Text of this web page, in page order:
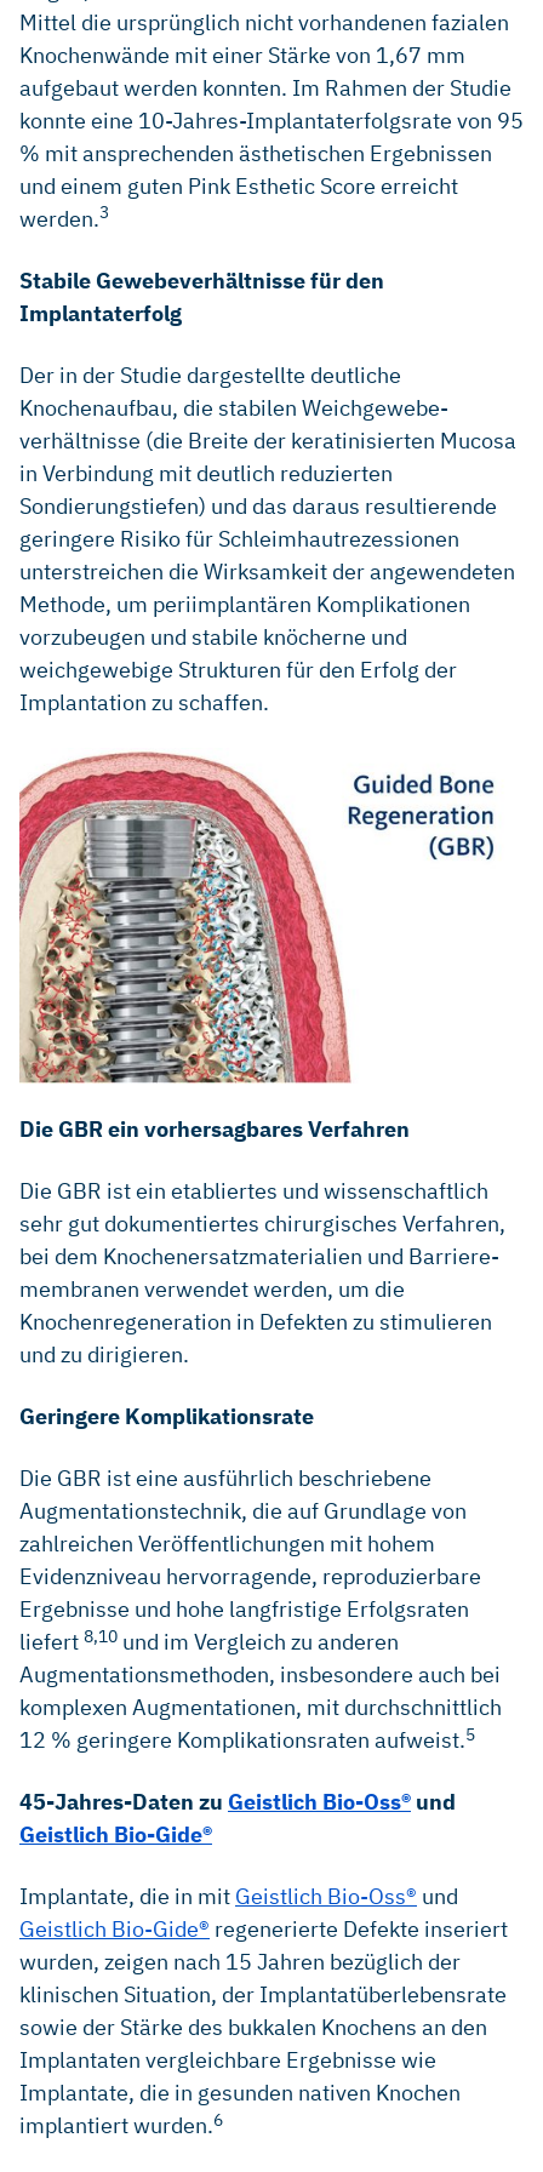
placed with or without guided bone regeneration: 15-year
results. J Clin Periodontol. 2017;44:315-325 (clinical study)
Elnayef B. Vertical Ridge Augmentation in the Atrophic
Mandible: A Systematic Review and Meta-Analysis. Int J
Oral Maxillofac Implants. 2017 Mar/Apr;32(2):291–312
(systematic review and meta-analysis )
Schlee M. Die Tentpole-Technik zur Verdickung von Hart
und Weichgewebe. 24 Inspiration & Insights Magazin.
Deutschland/Schweiz 1/2.2016
Daga D. Tentpole technique for bone regeneration in
Oral Biol Craniofac Res. 2018;8(1) :20–24. (clinical study)
Neto J. The positive effect of tenting screws for primary
horizontal guided bone regeneration: A retrospective study
based on cone-beam computed tomography data. Clin Oral
Impl Res. 2020;00:1–10. (clinical study)
Stumpf et al. Die Umbrella-Technik zur Augmentation
atrophierter Kieferkämme. Implantologie 2020;28(4):403–
413 (clinical case series)
Mittel die ursprünglich nicht vorhandenen fazialen
Knochenwände mit einer Stärke von 1,67 mm
aufgebaut werden konnten. Im Rahmen der Studie
konnte eine 10-Jahres-Implantaterfolgsrate von 95
% mit ansprechenden ästhetischen Ergebnissen
und einem guten Pink Esthetic Score erreicht
werden.3
Stabile Gewebeverhältnisse für den
Implantaterfolg
Der in der Studie dargestellte deutliche
Knochenaufbau, die stabilen Weichgewebe-
verhältnisse (die Breite der keratinisierten Mucosa
in Verbindung mit deutlich reduzierten
Sondierungstiefen) und das daraus resultierende
geringere Risiko für Schleimhautrezessionen
unterstreichen die Wirksamkeit der angewendeten
Methode, um periimplantären Komplikationen
vorzubeugen und stabile knöcherne und
weichgewebige Strukturen für den Erfolg der
Implantation zu schaffen.
Die GBR ein vorhersagbares Verfahren
Die GBR ist ein etabliertes und wissenschaftlich
sehr gut dokumentiertes chirurgisches Verfahren,
bei dem Knochenersatzmaterialien und Barriere-
membranen verwendet werden, um die
Knochenregeneration in Defekten zu stimulieren
und zu dirigieren.
Geringere Komplikationsrate
Die GBR ist eine ausführlich beschriebene
Augmentationstechnik, die auf Grundlage von
zahlreichen Veröffentlichungen mit hohem
Evidenzniveau hervorragende, reproduzierbare
Ergebnisse und hohe langfristige Erfolgsraten
liefert 8,10 und im Vergleich zu anderen
Augmentationsmethoden, insbesondere auch bei
komplexen Augmentationen, mit durchschnittlich
12 % geringere Komplikationsraten aufweist.5
45-Jahres-Daten zu Geistlich Bio-Oss® und
Geistlich Bio-Gide®
Implantate, die in mit Geistlich Bio-Oss® und
Geistlich Bio-Gide® regenerierte Defekte inseriert
wurden, zeigen nach 15 Jahren bezüglich der
klinischen Situation, der Implantatüberlebensrate
sowie der Stärke des bukkalen Knochens an den
Implantaten vergleichbare Ergebnisse wie
Implantate, die in gesunden nativen Knochen
implantiert wurden.6